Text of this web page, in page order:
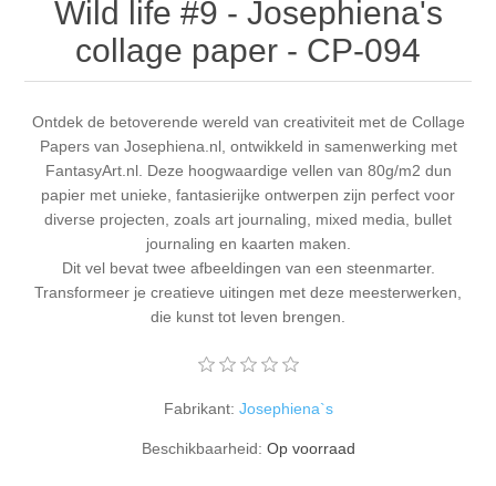
Inkleuren
Ranger
Staedtler
Kaarten 2023
kaarten 2022
Art journal 2022
Wild life #9 - Josephiena's
collage paper - CP-094
Ontdek de betoverende wereld van creativiteit met de Collage
Papers van Josephiena.nl, ontwikkeld in samenwerking met
FantasyArt.nl. Deze hoogwaardige vellen van 80g/m2 dun
papier met unieke, fantasierijke ontwerpen zijn perfect voor
diverse projecten, zoals art journaling, mixed media, bullet
journaling en kaarten maken.
Dit vel bevat twee afbeeldingen van een steenmarter.
Transformeer je creatieve uitingen met deze meesterwerken,
die kunst tot leven brengen.
Fabrikant: Josephiena`s
Beschikbaarheid: Op voorraad